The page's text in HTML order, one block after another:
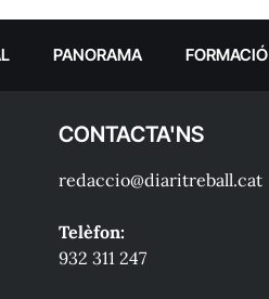
PANORAMA FORMACIÓ
CONTACTA'NS
redaccio@diaritreball.cat
Telèfon:
932 311 247